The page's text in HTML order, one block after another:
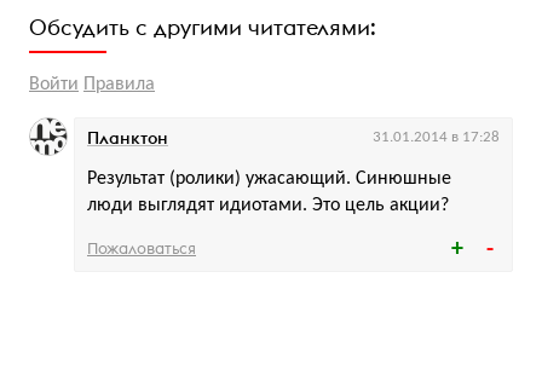
Обсудить с другими читателями:
Войти Правила
Результат (ролики) ужасающий. Синюшные
люди выглядят идиотами. Это цель акции?
Планктон 31.01.2014 в 17:28
Пожаловаться